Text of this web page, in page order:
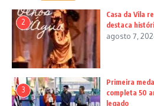
2
Casa da Vila
destaca
agosto 7,
3
Primeira
completa 50
legado